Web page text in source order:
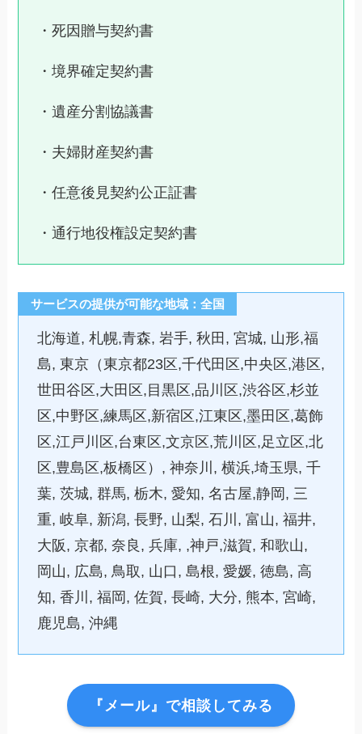
・死因贈与契約書
・境界確定契約書
・遺産分割協議書
・夫婦財産契約書
・任意後見契約公正証書
・通行地役権設定契約書
サービスの提供が可能な地域：全国
北海道, 札幌,青森, 岩手, 秋田, 宮城, 山形,福
島, 東京（東京都23区,千代田区,中央区,港区,
世田谷区,大田区,目黒区,品川区,渋谷区,杉並
区,中野区,練馬区,新宿区,江東区,墨田区,葛飾
区,江戸川区,台東区,文京区,荒川区,足立区,北
区,豊島区,板橋区）, 神奈川, 横浜,埼玉県, 千
葉, 茨城, 群馬, 栃木, 愛知, 名古屋,静岡, 三
重, 岐阜, 新潟, 長野, 山梨, 石川, 富山, 福井,
大阪, 京都, 奈良, 兵庫, ,神戸,滋賀, 和歌山,
岡山, 広島, 鳥取, 山口, 島根, 愛媛, 徳島, 高
知, 香川, 福岡, 佐賀, 長崎, 大分, 熊本, 宮崎,
鹿児島, 沖縄
『メール』で相談してみる